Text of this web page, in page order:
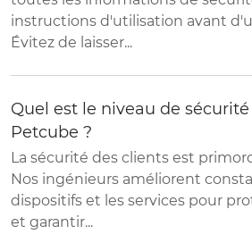
instructions d'utilisation avant
Évitez de laisser...
Quel est le niveau de
Petcube ?
La sécurité des clients est
Nos ingénieurs améliorent
dispositifs et les services pour
et garantir...